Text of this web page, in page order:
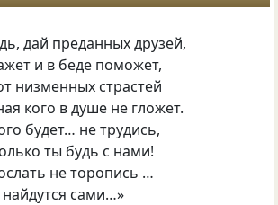
дай преданных друзей,
и в беде поможет,
низменных страстей
кого в душе не гложет.
будет… не трудись,
ты будь с нами!
не торопись …
сами…»